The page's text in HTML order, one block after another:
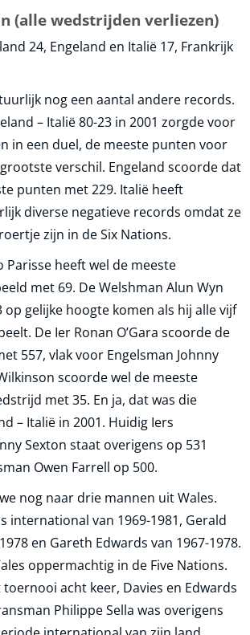
(alle wedstrijden verliezen)
24, Engeland en Italië 17, Frankrijk
nog een aantal andere records.
– Italië 80-23 in 2001 zorgde voor
in een duel, de meeste punten voor
verschil. Engeland scoorde dat
punten met 229. Italië heeft
diverse negatieve records omdat ze
zijn in de Six Nations.
Parisse heeft wel de meeste
met 69. De Welshman Alun Wyn
op gelijke hoogte komen als hij alle vijf
De Ier Ronan O’Gara scoorde de
557, vlak voor Engelsman Johnny
scoorde wel de meeste
met 35. En ja, dat was die
– Italië in 2001. Huidig Iers
Sexton staat overigens op 531
Owen Farrell op 500.
nog naar drie mannen uit Wales.
international van 1969-1981, Gerald
en Gareth Edwards van 1967-1978.
oppermachtig in de Five Nations.
acht keer, Davies en Edwards
Philippe Sella was overigens